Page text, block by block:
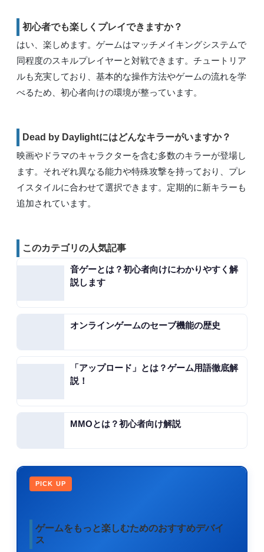
初心者でも楽しくプレイできますか？
はい、楽しめます。ゲームはマッチメイキングシステムで
同程度のスキルプレイヤーと対戦できます。チュートリア
ルも充実しており、基本的な操作方法やゲームの流れを学
べるため、初心者向けの環境が整っています。
Dead by Daylightにはどんなキラーがいますか？
映画やドラマのキャラクターを含む多数のキラーが登場し
ます。それぞれ異なる能力や特殊攻撃を持っており、プレ
イスタイルに合わせて選択できます。定期的に新キラーも
追加されています。
このカテゴリの人気記事
音ゲーとは？初心者向けにわかりやすく解
説します
オンラインゲームのセーブ機能の歴史
「アップロード」とは？ゲーム用語徹底解
説！
MMOとは？初心者向け解説
PICK UP
ゲームをもっと楽しむためのおすすめデバイ
ス